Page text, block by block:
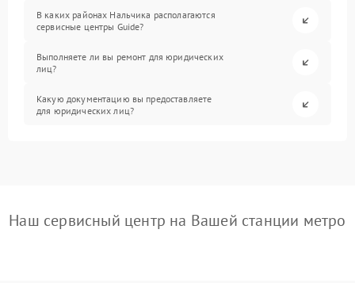
В каких районах Нальчика располагаются
сервисные центры Guide?
Выполняете ли вы ремонт для юридических
лиц?
Какую документацию вы предоставляете
для юридических лиц?
Наш сервисный центр на Вашей станции метро